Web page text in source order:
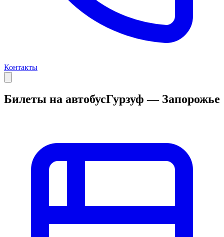
Контакты
Билеты на автобусГурзуф — Запорожье